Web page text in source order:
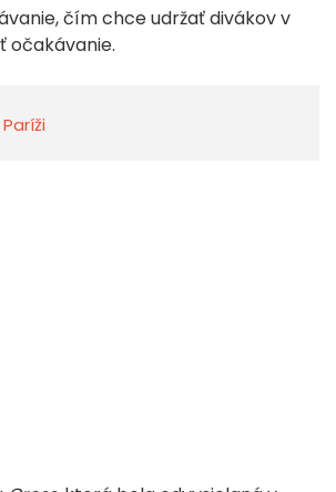
čím chce udržať divákov v
očakávanie.